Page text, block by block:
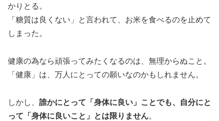
かりとる。
「糖質は良くない」と言われて、お米を食べるのを止めて
しまった。
健康の為なら頑張ってみたくなるのは、無理からぬこと。
「健康」は、万人にとっての願いなのかもしれません。
しかし、 誰かにとって「身体に良い」ことでも、自分にと
って「身体に良いこと」とは限りません。